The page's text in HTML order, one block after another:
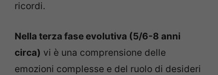
ricordi.
Nella terza fase evolutiva (5/6-8 anni
circa) vi è una comprensione delle
emozioni complesse e del ruolo di desideri